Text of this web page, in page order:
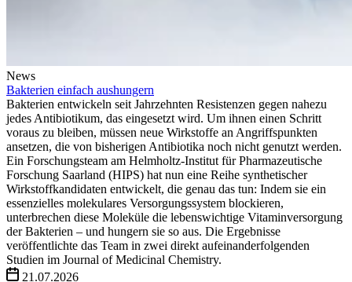
News
Bakterien einfach aushungern
Bakterien entwickeln seit Jahrzehnten Resistenzen gegen nahezu
jedes Antibiotikum, das eingesetzt wird. Um ihnen einen Schritt
voraus zu bleiben, müssen neue Wirkstoffe an Angriffspunkten
ansetzen, die von bisherigen Antibiotika noch nicht genutzt werden.
Ein Forschungsteam am Helmholtz-Institut für Pharmazeutische
Forschung Saarland (HIPS) hat nun eine Reihe synthetischer
Wirkstoffkandidaten entwickelt, die genau das tun: Indem sie ein
essenzielles molekulares Versorgungssystem blockieren,
unterbrechen diese Moleküle die lebenswichtige Vitaminversorgung
der Bakterien – und hungern sie so aus. Die Ergebnisse
veröffentlichte das Team in zwei direkt aufeinanderfolgenden
Studien im Journal of Medicinal Chemistry.
21.07.2026